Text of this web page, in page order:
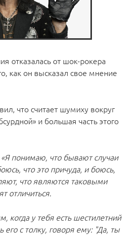
отказалась от шок-рокера
как он высказал свое мнение
что считает шумиху вокруг
и большая часть этого
«Я понимаю, что бывают случаи
что это причуда, и боюсь,
что являются таковыми
отличиться.
когда у тебя есть шестилетний
его с толку, говоря ему: "Да, ты